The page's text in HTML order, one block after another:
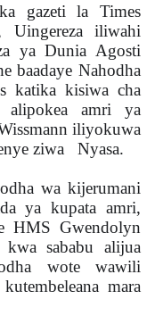
gazeti la Times
Uingereza iliwahi
ya Dunia Agosti
baadaye Nahodha
katika kisiwa cha
amri ya
iliyokuwa
ziwa Nyasa.
wa kijerumani
ya kupata amri,
HMS Gwendolyn
sababu alijua
wote wawili
mara